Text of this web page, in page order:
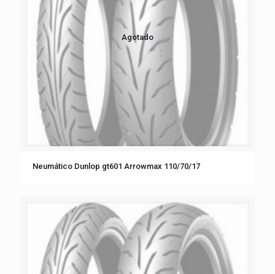
Agotado
Neumático Dunlop gt601 Arrowmax 110/70/17